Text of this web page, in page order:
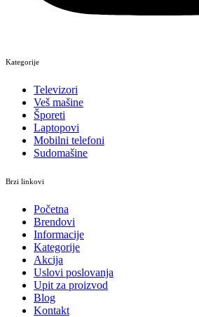
Kategorije
Televizori
Veš mašine
Šporeti
Laptopovi
Mobilni telefoni
Sudomašine
Brzi linkovi
Početna
Brendovi
Informacije
Kategorije
Akcija
Uslovi poslovanja
Upit za proizvod
Blog
Kontakt